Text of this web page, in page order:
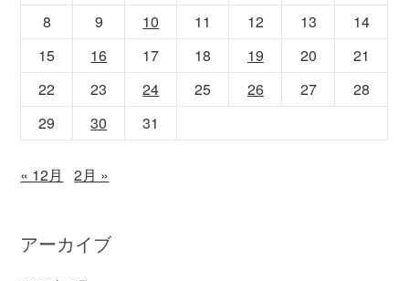
8
9 10 11 12 13
14
15
16 17 18 19 20
21
22
23 24 25 26 27
28
29
30 31
« 12月 2月 »
アーカイブ